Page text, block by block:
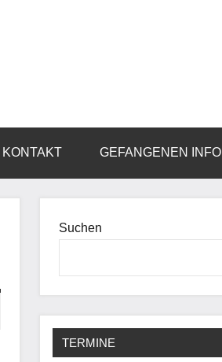
KONTAKT GEFANGENEN INFO
Suchen
TERMINE